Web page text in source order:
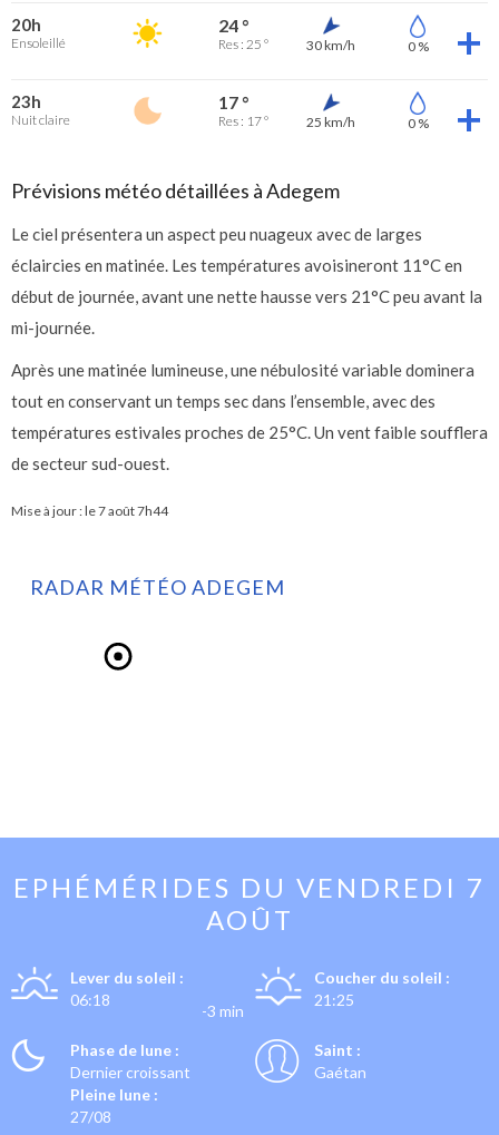
20h
Ensoleillé
24 °
Res : 25 ° 30 km/h 0 %
23h
Nuit claire
17 °
Res : 17 ° 25 km/h 0 %
Prévisions météo détaillées à Adegem
Le ciel présentera un aspect peu nuageux avec de larges
éclaircies en matinée. Les températures avoisineront 11°C en
début de journée, avant une nette hausse vers 21°C peu avant la
mi-journée.
Après une matinée lumineuse, une nébulosité variable dominera
tout en conservant un temps sec dans l’ensemble, avec des
températures estivales proches de 25°C. Un vent faible soufflera
de secteur sud-ouest.
Mise à jour : le7 août 7h44
RADAR MÉTÉO ADEGEM
EPHÉMÉRIDES DU VENDREDI 7
AOÛT
Lever du soleil :
06:18
-3 min
Coucher du soleil :
21:25
Phase de lune :
Dernier croissant
Pleine lune :
27/08
Saint :
Gaétan